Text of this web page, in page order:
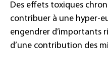
Des effets toxiques
contribuer à une hyper-
engendrer d’importants
d’une contribution des